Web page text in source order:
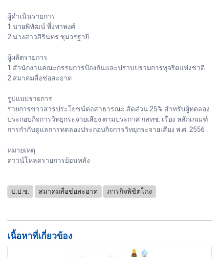
ผู้ดำเนินรายการ
1.นายพิพัฒน์ พึ่งพาพงศ์
2.นางสาวสิรินทร ชุมวรฐายี
ผู้ผลิตรายการ
1.สำนักงานคณะกรรมการป้องกันและปราบปรามการทุจริตแห่งชาติ
2.สมาคมสื่อช่อสะอาด
รูปแบบรายการ
รายการข่าวสารประโยชน์ต่อสาธารณะ สัดส่วน 25% สำหรับผู้ทดลอง
ประกอบกิจการวิทยุกระจายเสียง ตามประกาศ กสทช. เรื่อง หลักเกณฑ์
การกำกับดูแลการทดลองประกอบกิจการวิทยุกระจายเสียง พ.ศ. 2556
หมายเหตุ
ดาวน์โหลดรายการย้อนหลัง
ป.ป.ช. สมาคมสื่อช่อสะอาด ภารกิจพิชิตโกง
เนื้อหาที่เกี่ยวข้อง